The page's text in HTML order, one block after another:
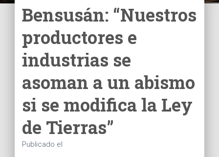
O
Bensusán: “Nuestros
productores e
industrias se
asoman a un abismo
si se modifica la Ley
de Tierras”
Publicado el